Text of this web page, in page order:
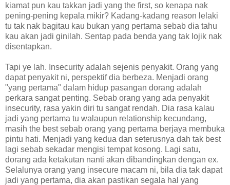
kiamat pun kau takkan jadi yang the first, so kenapa nak
pening-pening kepala mikir? Kadang-kadang reason lelaki
tu tak nak bagitau kau bukan yang pertama sebab dia tahu
kau akan jadi ginilah. Sentap pada benda yang tak lojik nak
disentapkan.
Tapi ye lah. Insecurity adalah sejenis penyakit. Orang yang
dapat penyakit ni, perspektif dia berbeza. Menjadi orang
"yang pertama" dalam hidup pasangan dorang adalah
perkara sangat penting. Sebab orang yang ada penyakit
insecurity, rasa yakin diri tu sangat rendah. Dia rasa kalau
jadi yang pertama tu walaupun relationship kecundang,
masih the best sebab orang yang pertama berjaya membuka
pintu hati. Menjadi yang kedua dan seterusnya dah tak best
lagi sebab sekadar mengisi tempat kosong. Lagi satu,
dorang ada ketakutan nanti akan dibandingkan dengan ex.
Selalunya orang yang insecure macam ni, bila dia tak dapat
jadi yang pertama, dia akan pastikan segala hal yang